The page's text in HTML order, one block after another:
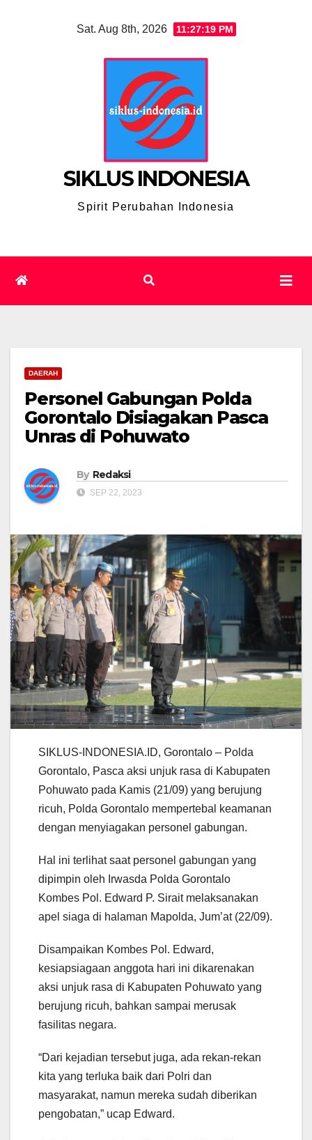
Sat. Aug 8th, 2026 11:27:20 PM
SIKLUS INDONESIA
Spirit Perubahan Indonesia
DAERAH
Personel Gabungan Polda
Gorontalo Disiagakan Pasca
Unras di Pohuwato
By Redaksi
SEP 22, 2023
SIKLUS-INDONESIA.ID, Gorontalo – Polda
Gorontalo, Pasca aksi unjuk rasa di Kabupaten
Pohuwato pada Kamis (21/09) yang berujung
ricuh, Polda Gorontalo mempertebal keamanan
dengan menyiagakan personel gabungan.
Hal ini terlihat saat personel gabungan yang
dipimpin oleh Irwasda Polda Gorontalo
Kombes Pol. Edward P. Sirait melaksanakan
apel siaga di halaman Mapolda, Jum’at (22/09).
Disampaikan Kombes Pol. Edward,
kesiapsiagaan anggota hari ini dikarenakan
aksi unjuk rasa di Kabupaten Pohuwato yang
berujung ricuh, bahkan sampai merusak
fasilitas negara.
“Dari kejadian tersebut juga, ada rekan-rekan
kita yang terluka baik dari Polri dan
masyarakat, namun mereka sudah diberikan
pengobatan,” ucap Edward.